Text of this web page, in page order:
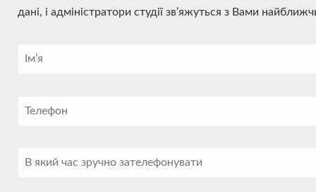
дані, і адміністратори студії зв’яжуться з Вами